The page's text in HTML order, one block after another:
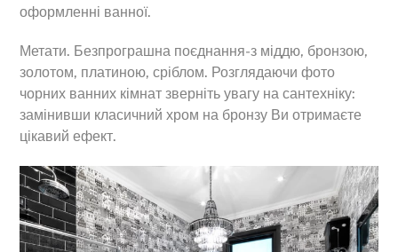
оформленні ванної.
Метати. Безпрограшна поєднання-з міддю, бронзою,
золотом, платиною, сріблом. Розглядаючи фото
чорних ванних кімнат зверніть увагу на сантехніку:
замінивши класичний хром на бронзу Ви отримаєте
цікавий ефект.